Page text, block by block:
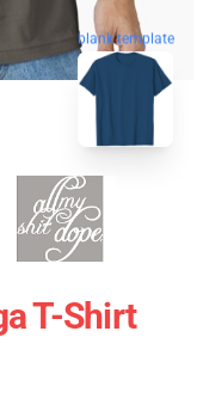
blank template
T-Shirt